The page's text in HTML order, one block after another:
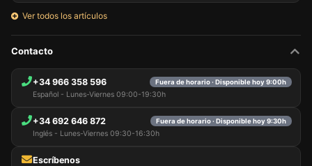
Ver todos los artículos
Contacto
+34 966 358 596 Fuera de horario · Disponible hoy 9:00h
Español - Lunes-Viernes 09:00-19:30h
+34 692 646 872 Fuera de horario · Disponible hoy 9:30h
Inglés - Lunes-Viernes 09:30-16:30h
Escríbenos